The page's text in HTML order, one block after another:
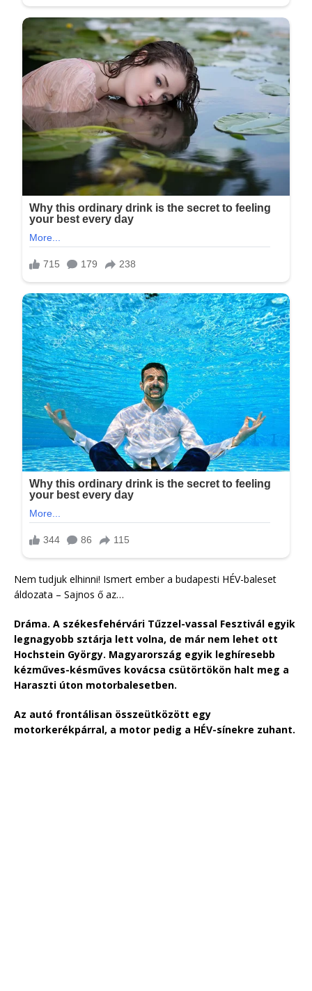
Nem tudjuk elhinni! Ismert ember a budapesti HÉV-baleset
áldozata – Sajnos ő az…
Dráma. A székesfehérvári Tűzzel-vassal Fesztivál egyik
legnagyobb sztárja lett volna, de már nem lehet ott
Hochstein György. Magyarország egyik leghíresebb
kézműves-késműves kovácsa csütörtökön halt meg a
Haraszti úton motorbalesetben.
Az autó frontálisan összeütközött egy
motorkerékpárral, a motor pedig a HÉV-sínekre zuhant.